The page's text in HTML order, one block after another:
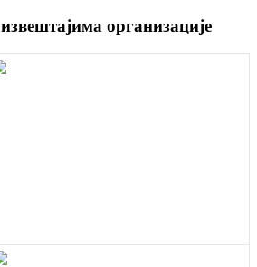
извештајима организације